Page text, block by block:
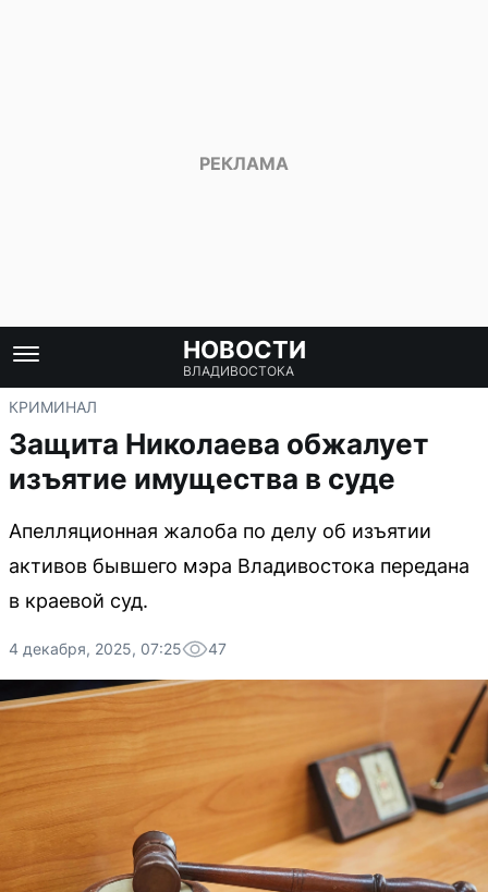
НОВОСТИ
ВЛАДИВОСТОКА
КРИМИНАЛ
Защита Николаева обжалует
изъятие имущества в суде
Апелляционная жалоба по делу об изъятии
активов бывшего мэра Владивостока передана
в краевой суд.
4 декабря, 2025, 07:25 47